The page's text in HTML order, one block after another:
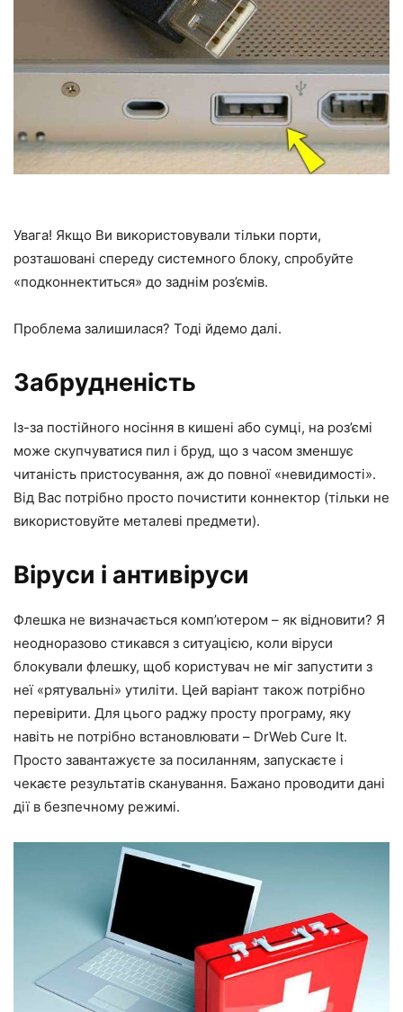
Увага! Якщо Ви використовували тільки порти,
розташовані спереду системного блоку, спробуйте
«подконнектиться» до заднім роз’ємів.
Проблема залишилася? Тоді йдемо далі.
Забрудненість
Із-за постійного носіння в кишені або сумці, на роз’ємі
може скупчуватися пил і бруд, що з часом зменшує
читаність пристосування, аж до повної «невидимості».
Від Вас потрібно просто почистити коннектор (тільки не
використовуйте металеві предмети).
Віруси і антивіруси
Флешка не визначається комп’ютером – як відновити? Я
неодноразово стикався з ситуацією, коли віруси
блокували флешку, щоб користувач не міг запустити з
неї «рятувальні» утиліти. Цей варіант також потрібно
перевірити. Для цього раджу просту програму, яку
навіть не потрібно встановлювати – DrWeb Cure It.
Просто завантажуєте за посиланням, запускаєте і
чекаєте результатів сканування. Бажано проводити дані
дії в безпечному режимі.